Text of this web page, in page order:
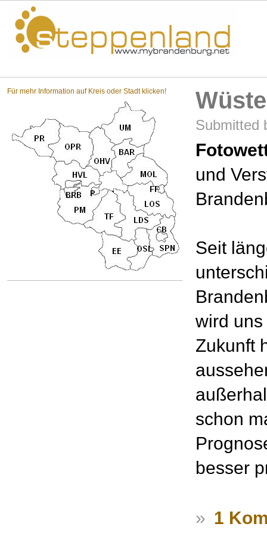
Für mehr Information auf Kreis oder Stadt klicken!
Submitted
und
Seit
wird
Zukunft
schon
besser
» 1